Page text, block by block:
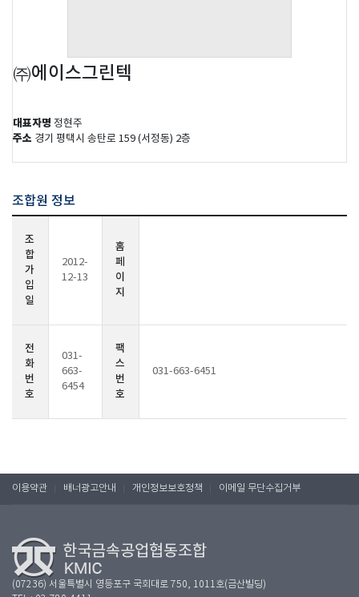
㈜에이스그린텍
대표자명 정현주
주소 경기 평택시 송탄로 159 (서정동) 2층
조합원 정보
조
합
가
입
일
2012-
12-13
홈
페
이
지
전
화
번
호
031-
663-
6454
팩
스
번
호
031-663-6451
이용약관 배너광고안내 개인정보보호정책 이메일 무단수집거부
(07236) 서울특별시 영등포구 국회대로 750, 1011호(금산빌딩)